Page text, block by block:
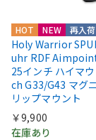
HOT NEW 再入荷
Holy Warrior
uhr RDF
25インチ ハイマ
ch G33/G43 マグ
リップマウント
￥9,900
在庫あり